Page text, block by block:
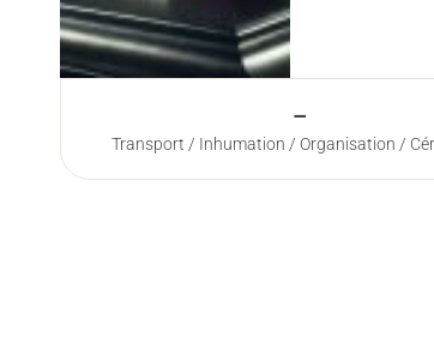
–
Transport / Inhumation / Organisation /